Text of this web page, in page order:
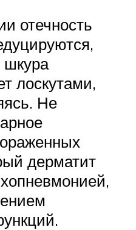
отечность
шкура
лоскутами,
Не
дерматит